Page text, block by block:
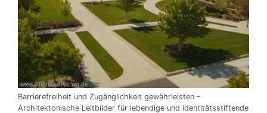
Barrierefreiheit und Zugänglichkeit gewährleisten –
Architektonische Leitbilder für lebendige und identitätsstiftende